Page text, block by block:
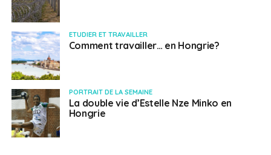
ETUDIER ET TRAVAILLER
Comment travailler… en Hongrie?
PORTRAIT DE LA SEMAINE
La double vie d’Estelle Nze Minko en
Hongrie